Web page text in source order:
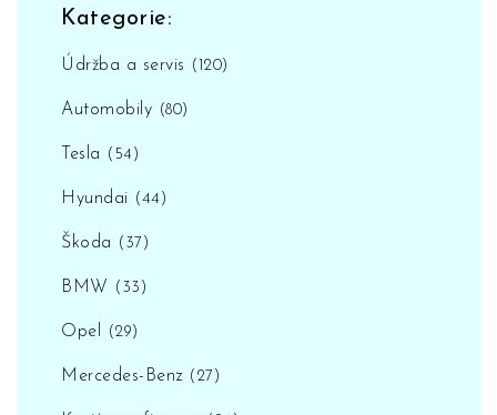
Kategorie:
Údržba a servis (120)
Automobily (80)
Tesla (54)
Hyundai (44)
Škoda (37)
BMW (33)
Opel (29)
Mercedes-Benz (27)